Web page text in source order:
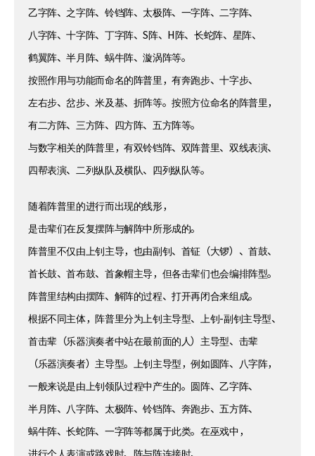
乙字阵、之字阵、铃铛阵、太极阵、一字阵、二字阵、
八字阵、十字阵、丁字阵、S阵、H阵、长蛇阵、星阵、
鹤翼阵、半月阵、蜗牛阵、漩涡阵等。
按照作用与功能而命名的阵普里，有奔跑步、十字步、
左右步、岔步、米及基、折阵等。按照方位命名的阵普里，
有二方阵、三方阵、四方阵、五方阵等。
与数字相关的阵普里，有双铃铛阵、双阵普里、双线表演、
四帮表演、二列纵队及横队、四列纵队等。
随着阵普里的进行而出现的线形，
是击辈们在反复摆阵与解阵中所形成的。
阵普里不仅由上钊主导，也由副钊、首钲（大锣）、首鼓、
首长鼓、首布鼓、首象帽主导，但各击辈们也会编排阵型。
阵普里结构由摆阵、解阵的过程、打开再闭合来组成。
根据不同主体，阵普里分为上钊主导型、上钊-副钊主导型、
首击辈（乐器演奏者中站在最前面的人）主导型、击辈
（乐器演奏者）主导型。上钊主导型，例如圆阵、八字阵，
一般来说是由上钊领队过程中产生的。圆阵、乙字阵、
半月阵、八字阵、太极阵、铃铛阵、奔跑步、五方阵、
蜗牛阵、长蛇阵、一字阵等都属于此类。在巫戏中，